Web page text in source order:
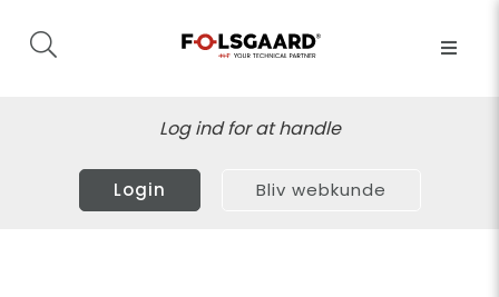
Log ind for at handle
Login Bliv webkunde